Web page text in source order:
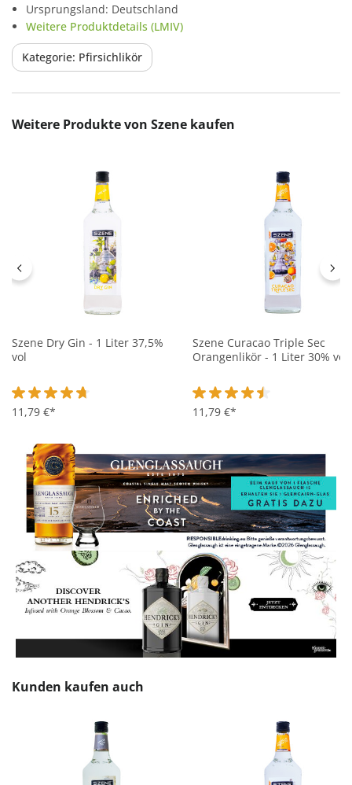
Ursprungsland: Deutschland
Weitere Produktdetails (LMIV)
Kategorie: Pfirsichlikör
Produktgalerie überspringen
Weitere Produkte von Szene kaufen
Szene Dry Gin - 1 Liter 37,5%
vol
Durchschnittliche Bewertung von 4.8 von 5 Sternen
11,79 €*
Szene Curacao Triple Sec
Orangenlikör - 1 Liter 30% vol
Durchschnittliche
11,79 €*
Produktgalerie überspringen
Kunden kaufen auch